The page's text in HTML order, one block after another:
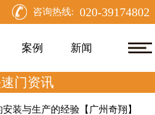
咨询热线: 020-39174802
案例 新闻
门资讯
装与生产的经验【广州奇翔】